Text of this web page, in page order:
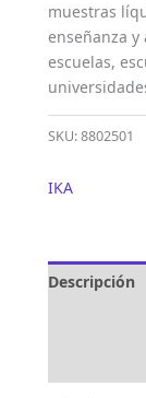
muestras
enseñanza
escuelas,
SKU:8802501
IKA
Descripción